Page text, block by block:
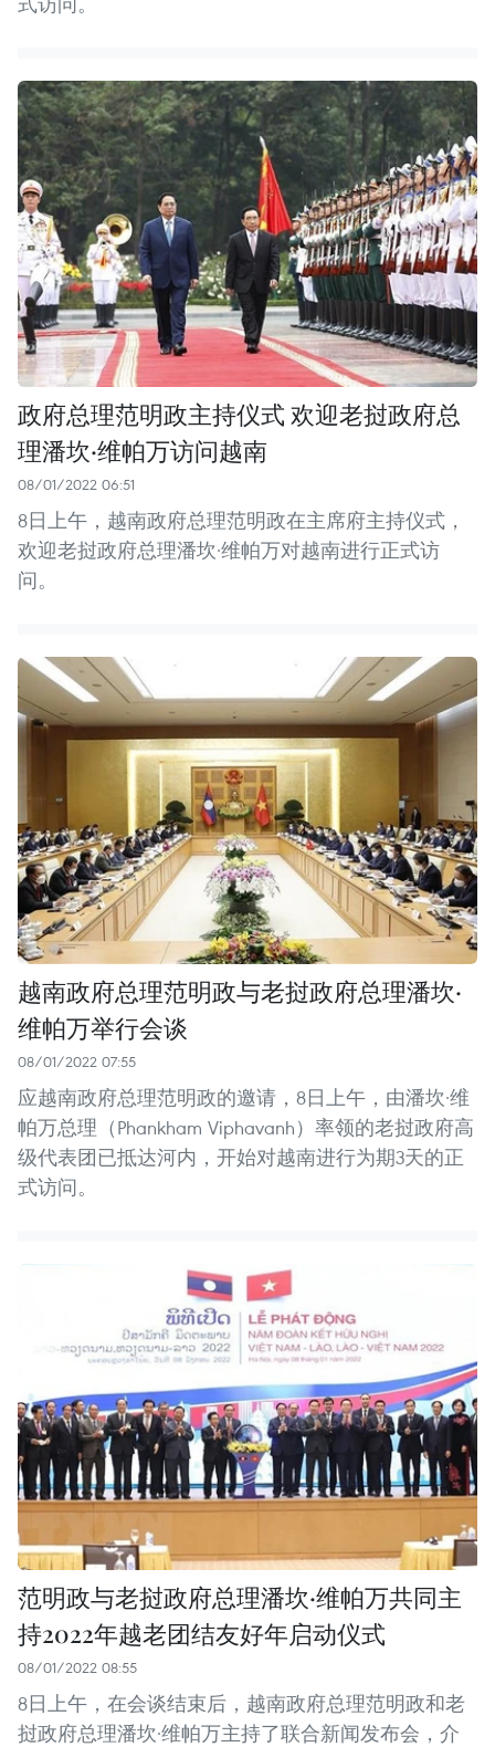
政府总理范明政主持仪式 欢迎老挝政府总
理潘坎·维帕万访问越南
08/01/2022 06:51
8日上午，越南政府总理范明政在主席府主持仪式，
欢迎老挝政府总理潘坎·维帕万对越南进行正式访
问。
越南政府总理范明政与老挝政府总理潘坎·
维帕万举行会谈
08/01/2022 07:55
应越南政府总理范明政的邀请，8日上午，由潘坎·维
帕万总理（Phankham Viphavanh）率领的老挝政府高
级代表团已抵达河内，开始对越南进行为期3天的正
式访问。
范明政与老挝政府总理潘坎·维帕万共同主
持2022年越老团结友好年启动仪式
08/01/2022 08:55
8日上午，在会谈结束后，越南政府总理范明政和老
挝政府总理潘坎·维帕万主持了联合新闻发布会，介